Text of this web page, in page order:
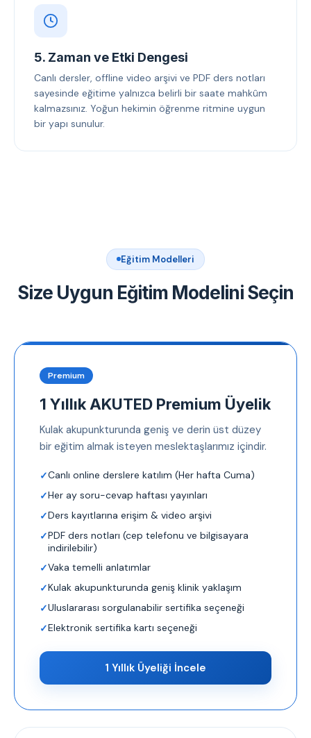
5. Zaman ve Etki Dengesi
Canlı dersler, offline video arşivi ve PDF ders notları
sayesinde eğitime yalnızca belirli bir saate mahkûm
kalmazsınız. Yoğun hekimin öğrenme ritmine uygun
bir yapı sunulur.
Eğitim Modelleri
Size Uygun Eğitim Modelini Seçin
Premium
1 Yıllık AKUTED Premium Üyelik
Kulak akupunkturunda geniş ve derin üst düzey
bir eğitim almak isteyen meslektaşlarımız içindir.
Canlı online derslere katılım (Her hafta Cuma)
Her ay soru-cevap haftası yayınları
Ders kayıtlarına erişim & video arşivi
PDF ders notları (cep telefonu ve bilgisayara
indirilebilir)
Vaka temelli anlatımlar
Kulak akupunkturunda geniş klinik yaklaşım
Uluslararası sorgulanabilir sertifika seçeneği
Elektronik sertifika kartı seçeneği
1 Yıllık Üyeliği İncele